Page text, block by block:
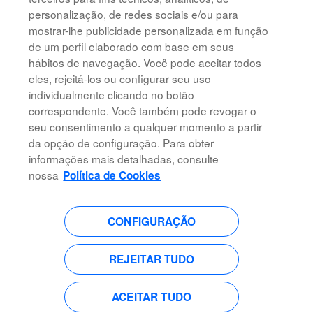
Selecione a frequência (em dias) de recebimento de alertas:
Criar alerta
Advertência legal
Acessibilidade
Proteção de dados
b
e
m
a
A
b
r
e
e
m
u
m
a
A
b
r
e
e
m
u
m
a
personalização, de redes sociais e/ou para
mostrar-lhe publicidade personalizada em função
de um perfil elaborado com base em seus
hábitos de navegação. Você pode aceitar todos
eles, rejeitá-los ou configurar seu uso
individualmente clicando no botão
correspondente. Você também pode revogar o
seu consentimento a qualquer momento a partir
da opção de configuração. Para obter
informações mais detalhadas, consulte
nossa Política de Cookies
CONFIGURAÇÃO
REJEITAR TUDO
ACEITAR TUDO